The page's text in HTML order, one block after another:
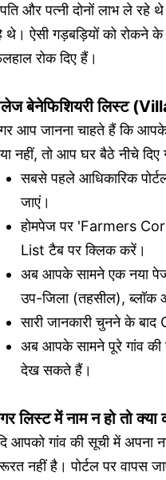
और पत्नी दोनों लाभ ले रहे
थे। ऐसी गड़बड़ियों को रोकने के
रोक दिए हैं।
बेनेफिशियरी लिस्ट
आप जानना चाहते हैं कि आपके
नहीं, तो आप घर बैठे नीचे
सबसे पहले आधिकारिक
जाएं।
होमपेज पर 'Farmers
List टैब पर क्लिक करें।
अब आपके सामने एक नया
उप-जिला (तहसील), ब्लॉक
सारी जानकारी चुनने के
अब आपके सामने पूरे गांव की
देख सकते हैं।
लिस्ट में नाम न हो तो क्या
आपको गांव की सूची में अपना
नहीं है। पोर्टल पर वापस